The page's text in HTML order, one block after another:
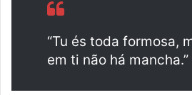
“Tu és toda formosa,
em ti não há mancha.”